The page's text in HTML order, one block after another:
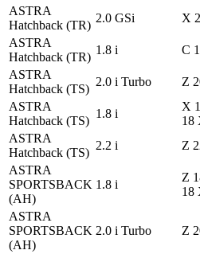
ASTRA
Hatchback (TR)
2.0 GSi X
ASTRA
Hatchback (TR)
1.8 i C
ASTRA
Hatchback (TS)
2.0 i Turbo Z
ASTRA
Hatchback (TS)
1.8 i
X
18
ASTRA
Hatchback (TS)
2.2 i Z
ASTRA
SPORTSBACK
(AH)
1.8 i
Z
18
ASTRA
SPORTSBACK
(AH)
2.0 i Turbo Z